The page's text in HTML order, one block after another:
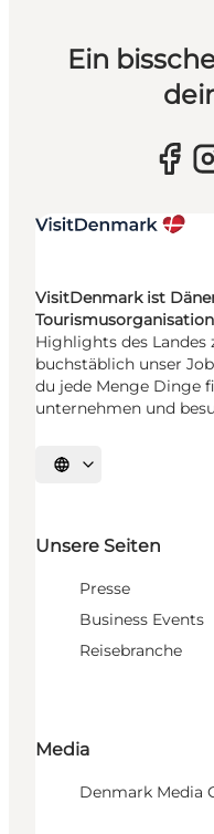
Ein
VisitDenmark ist
Highlights des Landes
buchstäblich unser
du jede Menge Dinge
unternehmen und
Sprache auswählen
Unsere Seiten
Presse
Business Events
Reisebranche
Media
Denmark Media